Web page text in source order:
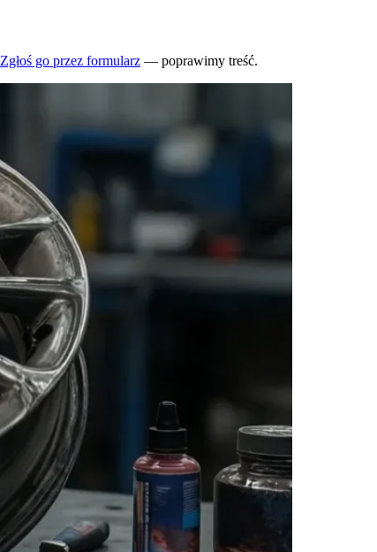
Zgłoś go przez formularz — poprawimy treść.